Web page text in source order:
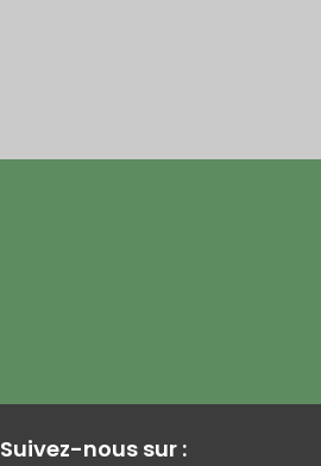
Suivez-nous sur :